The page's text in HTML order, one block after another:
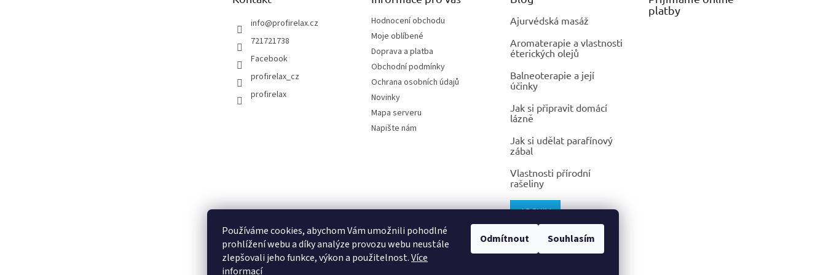
Používáme cookies, abychom Vám umožnili pohodlné
prohlížení webu a díky analýze provozu webu neustále
zlepšovali jeho funkce, výkon a použitelnost.Více
informací
Odmítnout Souhlasím
info@profirelax.cz
721721738
Facebook
profirelax_cz
profirelax
Hodnocení obchodu
Moje oblíbené
Doprava a platba
Obchodní podmínky
Ochrana osobních údajů
Novinky
Mapa serveru
Napište nám
Ajurvédská masáž
Aromaterapie a vlastnosti
éterických olejů
Balneoterapie a její
účinky
Jak si připravit domácí
lázně
Jak si udělat parafínový
zábal
Vlastnosti přírodní
rašeliny
ARCHIV
platby